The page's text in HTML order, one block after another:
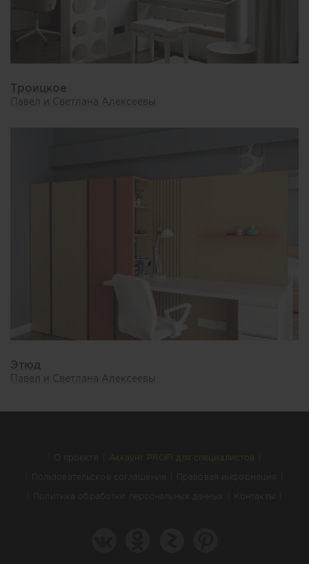
Троицкое
Павел и Светлана Алексеевы
Этюд
Павел и Светлана Алексеевы
О проекте Аккаунт PROFI для специалистов
Пользовательское соглашение Правовая информация
Политика обработки персональных данных Контакты